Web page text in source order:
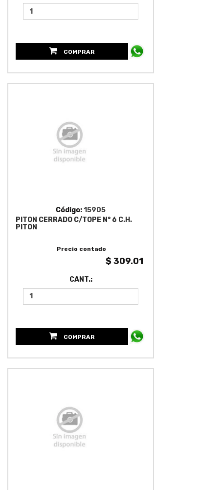
COMPRAR
Código:15905
PITON CERRADO C/TOPE N° 6 C.H.
PITON
Precio contado
$ 309.01
CANT.:
COMPRAR